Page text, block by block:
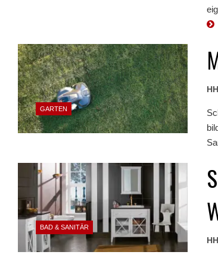
GARTEN
HH
BAD & SANITÄR
HH